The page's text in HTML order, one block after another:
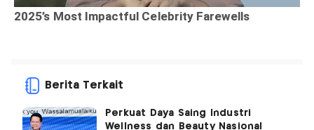
Berita Terkait
Perkuat Daya Saing Industri
Wellness dan Beauty Nasional